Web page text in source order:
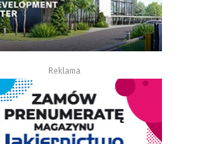
Reklama